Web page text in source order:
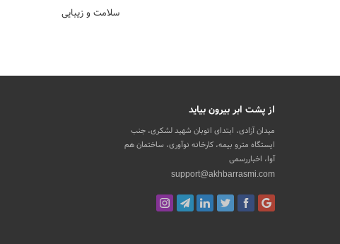
سلامت و زیبایی
از پشت ابر بیرون بیاید
میدان آزادی، ابتدای اتوبان شهید لشکری، جنب
ایستگاه مترو بیمه، کارخانه نوآوری، ساختمان هم
آوا، اخباررسمی
support@akhbarrasmi.com